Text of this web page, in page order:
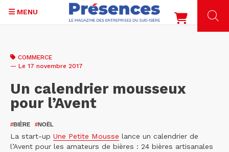
contenu
MENU
COMMERCE
— Le 17 novembre 2017
Un calendrier mousseux
pour l’Avent
#BIÈRE #NOËL
La start-up Une Petite Mousse lance un calendrier de
l’Avent pour les amateurs de bières : 24 bières artisanales